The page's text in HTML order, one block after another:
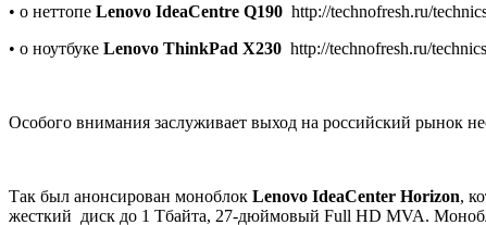
• о неттопе Lenovo IdeaCentre Q190 http://technofresh.ru/
• о ноутбуке Lenovo ThinkPad X230 http://technofresh.ru/
Особого внимания заслуживает выход на российский рынок
Так был анонсирован моноблок Lenovo IdeaCenter Horizon,
жесткий диск до 1 Тбайта, 27-дюймовый Full HD MVA.